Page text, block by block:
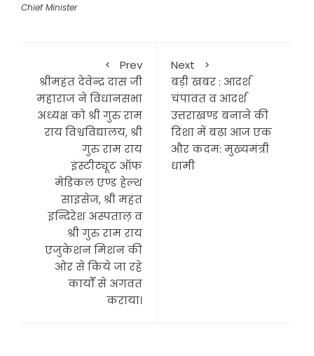
Chief Minister
Prev
श्रीमहंत देवेन्द्र दास जी
महाराज ने विधानसभा
अध्यक्ष को श्री गुरु राम
राय विश्वविद्यालय, श्री
गुरु राम राय
इंस्टीट्यूट ऑफ
मेडिकल एण्ड हेल्थ
साइंसेज, श्री महंत
इन्दिरेश अस्पताल़ व
श्री गुरु राम राय
एजुकेशन मिशन की
ओर से किये जा रहे
कार्यों से अगवत
कराया।
Next
बड़ी खबर : आदर्श
चंपावत व आदर्श
उत्तराखण्ड बनाने की
दिशा में बढ़ा आज एक
और कदम: मुख्यमंत्री
धामी